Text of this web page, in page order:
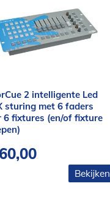
2 intelligente Led
sturing met 6 faders
6 fixtures (en/of fixture
Bekijken